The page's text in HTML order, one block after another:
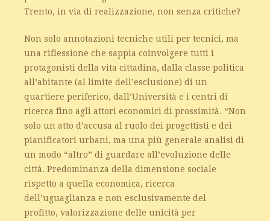
Trento, in via di realizzazione, non senza critiche?
Non solo annotazioni tecniche utili per tecnici, ma
una riflessione che sappia coinvolgere tutti i
protagonisti della vita cittadina, dalla classe politica
all’abitante (al limite dell’esclusione) di un
quartiere periferico, dall’Università e i centri di
ricerca fino agli attori economici di prossimità. “Non
solo un atto d’accusa al ruolo dei progettisti e dei
pianificatori urbani, ma una più generale analisi di
un modo “altro” di guardare all’evoluzione delle
città. Predominanza della dimensione sociale
rispetto a quella economica, ricerca
dell’uguaglianza e non esclusivamente del
profitto, valorizzazione delle unicità per